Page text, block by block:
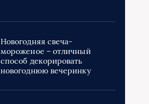
Новогодняя свеча-
мороженое – отличный
способ декорировать
новогоднюю вечеринку